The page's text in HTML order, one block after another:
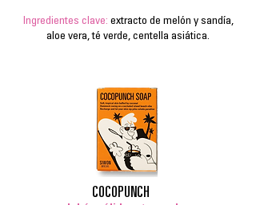
Ingredientes clave: extracto de melón y sandía,
aloe vera, té verde, centella asiática.
COCOPUNCH